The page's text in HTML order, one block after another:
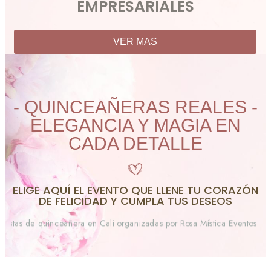
EMPRESARIALES
VER MAS
- QUINCEAÑERAS REALES -
ELEGANCIA Y MAGIA EN
CADA DETALLE
ELIGE AQUÍ EL EVENTO QUE LLENE TU CORAZÓN
DE FELICIDAD Y CUMPLA TUS DESEOS